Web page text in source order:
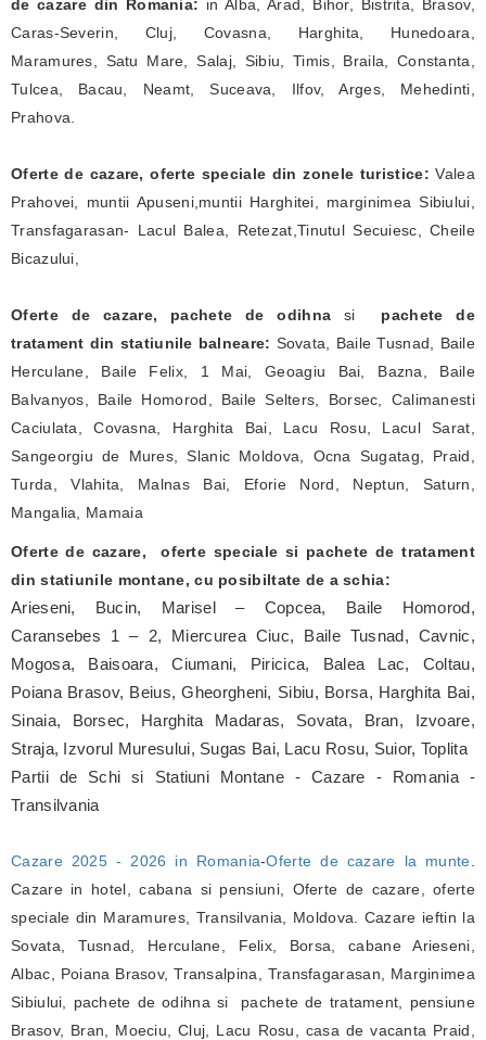
de cazare din Romania: in Alba, Arad, Bihor, Bistrita, Brasov,
Caras-Severin, Cluj, Covasna, Harghita, Hunedoara,
Maramures, Satu Mare, Salaj, Sibiu, Timis, Braila, Constanta,
Tulcea, Bacau, Neamt, Suceava, Ilfov, Arges, Mehedinti,
Prahova.
Oferte de cazare, oferte speciale din zonele turistice: Valea
Prahovei, muntii Apuseni,muntii Harghitei, marginimea Sibiului,
Transfagarasan- Lacul Balea, Retezat,Tinutul Secuiesc, Cheile
Bicazului,
Oferte de cazare, pachete de odihna si pachete de
tratament din statiunile balneare: Sovata, Baile Tusnad, Baile
Herculane, Baile Felix, 1 Mai, Geoagiu Bai, Bazna, Baile
Balvanyos, Baile Homorod, Baile Selters, Borsec, Calimanesti
Caciulata, Covasna, Harghita Bai, Lacu Rosu, Lacul Sarat,
Sangeorgiu de Mures, Slanic Moldova, Ocna Sugatag, Praid,
Turda, Vlahita, Malnas Bai, Eforie Nord, Neptun, Saturn,
Mangalia, Mamaia
Oferte de cazare, oferte speciale si pachete de tratament
din statiunile montane, cu posibiltate de a schia:
Arieseni, Bucin, Marisel – Copcea, Baile Homorod,
Caransebes 1 – 2, Miercurea Ciuc, Baile Tusnad, Cavnic,
Mogosa, Baisoara, Ciumani, Piricica, Balea Lac, Coltau,
Poiana Brasov, Beius, Gheorgheni, Sibiu, Borsa, Harghita Bai,
Sinaia, Borsec, Harghita Madaras, Sovata, Bran, Izvoare,
Straja, Izvorul Muresului, Sugas Bai, Lacu Rosu, Suior, Toplita
Partii de Schi si Statiuni Montane - Cazare - Romania -
Transilvania
Cazare 2025 - 2026 in Romania-Oferte de cazare la munte
Cazare in hotel, cabana si pensiuni, Oferte de cazare, oferte
speciale din Maramures, Transilvania, Moldova. Cazare ieftin la
Sovata, Tusnad, Herculane, Felix, Borsa, cabane Arieseni,
Albac, Poiana Brasov, Transalpina, Transfagarasan, Marginimea
Sibiului, pachete de odihna si pachete de tratament, pensiune
Brasov, Bran, Moeciu, Cluj, Lacu Rosu, casa de vacanta Praid,